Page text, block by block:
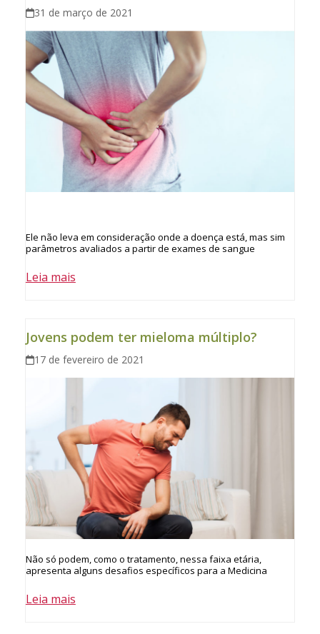
31 de março de 2021
Ele não leva em consideração onde a doença está, mas sim
parâmetros avaliados a partir de exames de sangue
Leia mais
Jovens podem ter mieloma múltiplo?
17 de fevereiro de 2021
Não só podem, como o tratamento, nessa faixa etária,
apresenta alguns desafios específicos para a Medicina
Leia mais